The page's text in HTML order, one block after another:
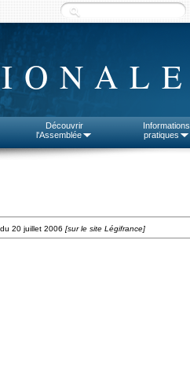
Découvrir
l'Assemblée
Informations
pratiques
20 juillet 2006 [sur le site Légifrance]